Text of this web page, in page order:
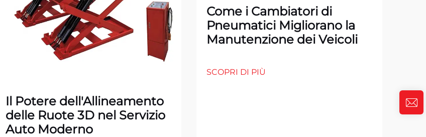
Il Potere dell'Allineamento
delle Ruote 3D nel Servizio
Auto Moderno
Come i Cambiatori di
Pneumatici Migliorano la
Manutenzione dei Veicoli
SCOPRI DI PIÙ